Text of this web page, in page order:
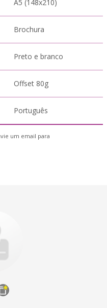
A5 (148x210)
Brochura
Preto e branco
Offset 80g
Português
um email para